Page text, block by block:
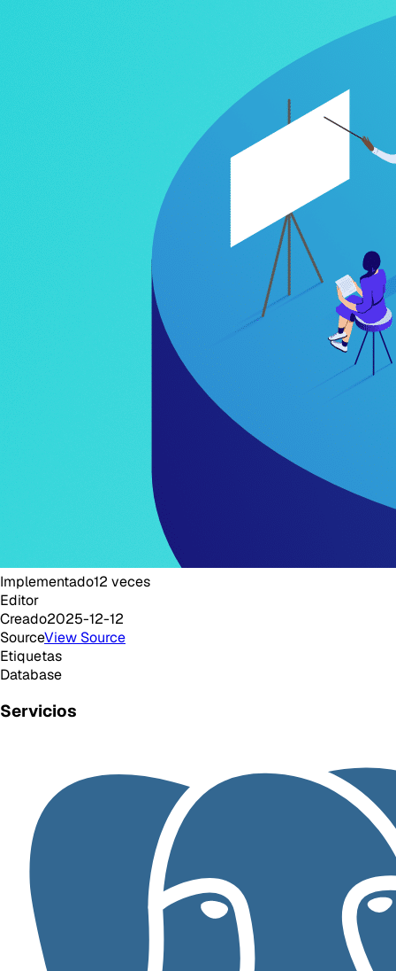
Implementado12 veces
Editor
Creado2025-12-12
SourceView Source
Etiquetas
Database
Servicios